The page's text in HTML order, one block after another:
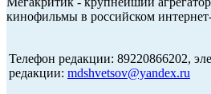
кинофильмы в российском
Телефон редакции: 89220866202,
редакции: mdshvetsov@yandex.ru